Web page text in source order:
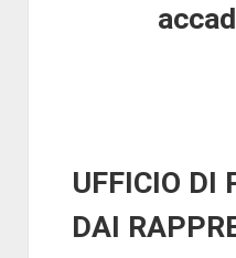
UFFICIO DI
DAI